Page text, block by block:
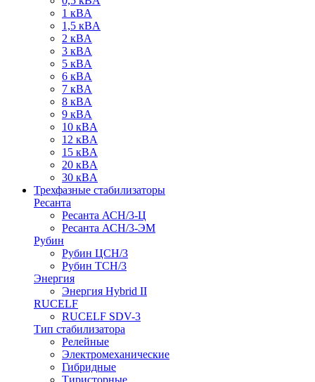
1 кВA
1,5 кВA
2 кВA
3 кВA
5 кВA
6 кВA
7 кВA
8 кВA
9 кВA
10 кВA
12 кВA
15 кВA
20 кВA
30 кВA
Трехфазные стабилизаторы
Ресанта
Ресанта АСН/3-Ц
Ресанта АСН/3-ЭМ
Рубин
Рубин ЦСН/3
Рубин ТСН/3
Энергия
Энергия Hybrid II
RUCELF
RUCELF SDV-3
Тип стабилизатора
Релейные
Электромеханические
Гибридные